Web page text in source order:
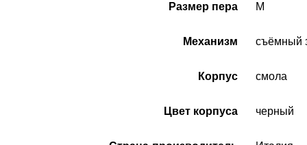
Размер пера M
Механизм съёмный
Корпус смола
Цвет корпуса черный